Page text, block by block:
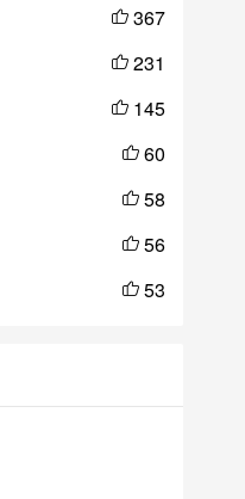
 367
 231
 145
 60
 58
 56
 53